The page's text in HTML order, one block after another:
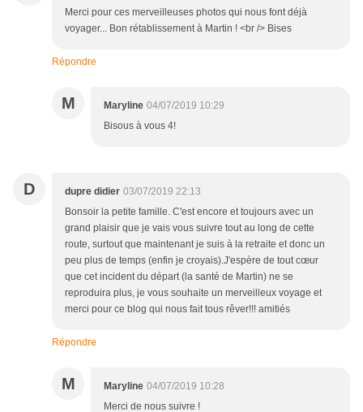
Merci pour ces merveilleuses photos qui nous font déjà
voyager... Bon rétablissement à Martin ! <br /> Bises
Répondre
M Maryline 04/07/2019 10:29
Bisous à vous 4!
D dupre didier 03/07/2019 22:13
Bonsoir la petite famille. C'est encore et toujours avec un
grand plaisir que je vais vous suivre tout au long de cette
route, surtout que maintenant je suis à la retraite et donc un
peu plus de temps (enfin je croyais).J'espère de tout cœur
que cet incident du départ (la santé de Martin) ne se
reproduira plus, je vous souhaite un merveilleux voyage et
merci pour ce blog qui nous fait tous rêver!!! amitiés
Répondre
M Maryline 04/07/2019 10:28
Merci de nous suivre !